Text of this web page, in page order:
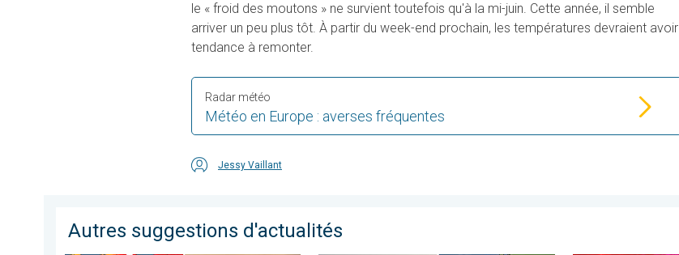
le « froid des moutons » ne survient toutefois qu'à la mi-juin. Cette année, il semble
arriver un peu plus tôt. À partir du week-end prochain, les températures devraient avoir
tendance à remonter.
Météo en Europe : averses fréquentes
Radar météo
Jessy Vaillant
Autres suggestions d'actualités